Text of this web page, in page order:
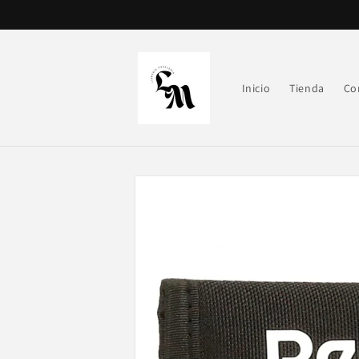
al contenido
Inicio Tienda
directamente